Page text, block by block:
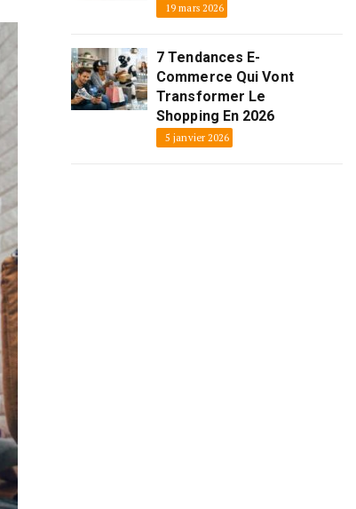
19 mars 2026
7 Tendances E-
Commerce Qui Vont
Transformer Le
Shopping En 2026
5 janvier 2026